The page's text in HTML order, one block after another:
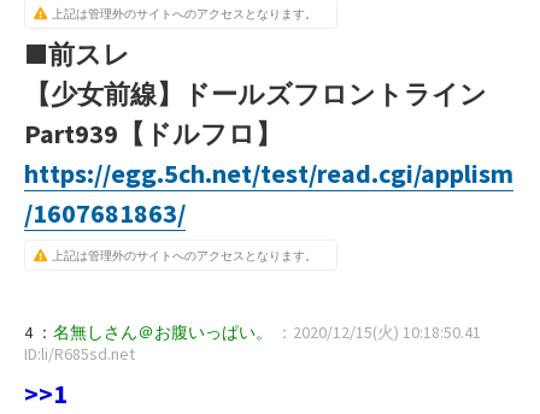
上記は管理外のサイトへのアクセスとなります。
■前スレ
【少女前線】ドールズフロントライン
Part939【ドルフロ】
https://egg.5ch.net/test/read.cgi/applism
/1607681863/
上記は管理外のサイトへのアクセスとなります。
4 ： 名無しさん＠お腹いっぱい。
：2020/12/15(火) 10:18:50.41
ID:li/R685sd.net
>>1